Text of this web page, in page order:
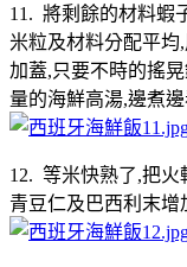
11. 將剩餘的材料蝦
米粒及材料分配平均
加蓋,只要不時的搖
量的海鮮高湯,邊煮
12. 等米快熟了,把火
青豆仁及巴西利末增